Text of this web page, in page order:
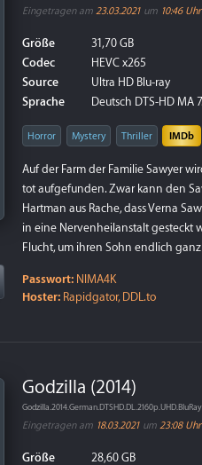
Eingetragen am 23.03.2021 um 10:46 Uhr
Größe
31,70 GB
Codec
HEVC x265
Source
Ultra HD Blu-ray
Sprache
Deutsch DTS-HD MA
Horror Mystery Thriller IMDb
Auf der Farm der Familie Sawyer
tot aufgefunden. Zwar kann den
Hartman aus Rache, dass Verna
in eine Nervenheilanstalt gesteckt
Flucht, um ihren Sohn endlich
Passwort: NIMA4K
Hoster: Rapidgator, DDL.to
Godzilla (2014)
Eingetragen am 18.03.2021 um 23:08 Uhr
Größe
28,60 GB